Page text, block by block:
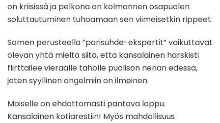
on kriisissä ja pelkona on kolmannen osapuolen
soluttautuminen tuhoamaan sen viimeisetkin rippeet.
Somen perusteella ”parisuhde-ekspertit” vaikuttavat
olevan yhtä mieltä siitä, että kansalainen härskisti
flirttailee vieraalle taholle puolison nenän edessä,
joten syyllinen ongelmiin on ilmeinen.
Moiselle on ehdottomasti pantava loppu.
Kansalainen kotiarestiin! Myös mahdollisuus